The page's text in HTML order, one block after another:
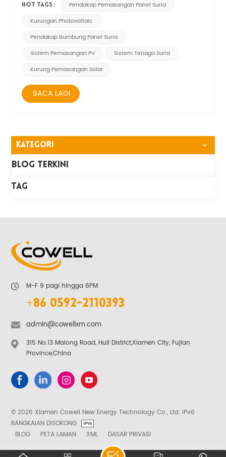
suria, juga sentiasa mengalami peningkatan dan
penambahbaikan teknologi. Antaranya, penggunaan
bahan keluli karbon telah menarik lebih banyak perha...
HOT TAGS :
Pendakap Pemasangan Panel Suria
Kurungan Photovoltaic
Pendakap Bumbung Panel Suria
Sistem Pemasangan PV
Sistem Tenaga Suria
Kurung Pemasangan Solar
BACA LAGI
Kategori
Blog Terkini
TAG
M-F 9 pagi hingga 6PM
+86 0592-2110393
admin@cowellxm.com
315 No.13 Malong Road, Huli District,Xiamen City, Fujian
Province,China
© 2026 Xiamen Cowell New Energy Technology Co., Ltd. IPv6
RANGKAIAN DISOKONG
BLOG
PETA LAMAN XML DASAR PRIVASI